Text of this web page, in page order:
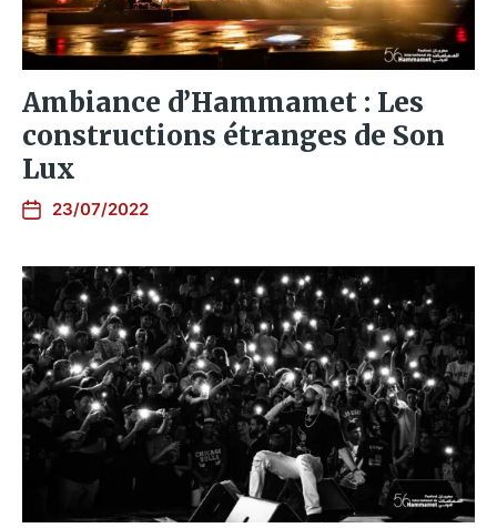
Ambiance d’Hammamet : Les
constructions étranges de Son
Lux
23/07/2022